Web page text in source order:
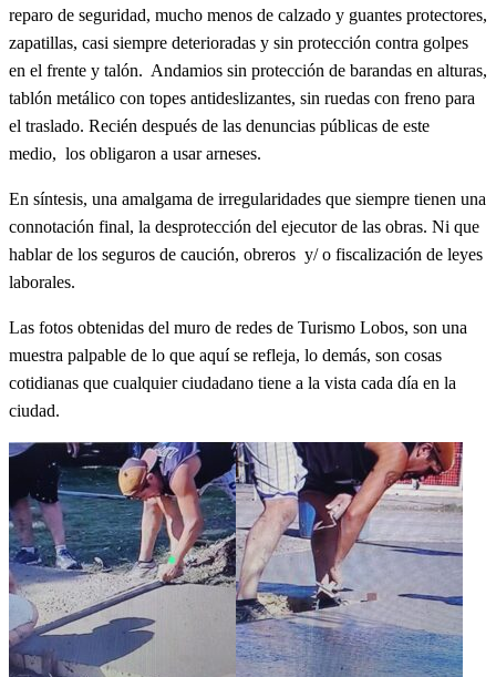
reparo de seguridad, mucho menos de calzado y guantes protectores,
zapatillas, casi siempre deterioradas y sin protección contra golpes
en el frente y talón. Andamios sin protección de barandas en alturas,
tablón metálico con topes antideslizantes, sin ruedas con freno para
el traslado. Recién después de las denuncias públicas de este
medio, los obligaron a usar arneses.
En síntesis, una amalgama de irregularidades que siempre tienen una
connotación final, la desprotección del ejecutor de las obras. Ni que
hablar de los seguros de caución, obreros y/ o fiscalización de leyes
laborales.
Las fotos obtenidas del muro de redes de Turismo Lobos, son una
muestra palpable de lo que aquí se refleja, lo demás, son cosas
cotidianas que cualquier ciudadano tiene a la vista cada día en la
ciudad.